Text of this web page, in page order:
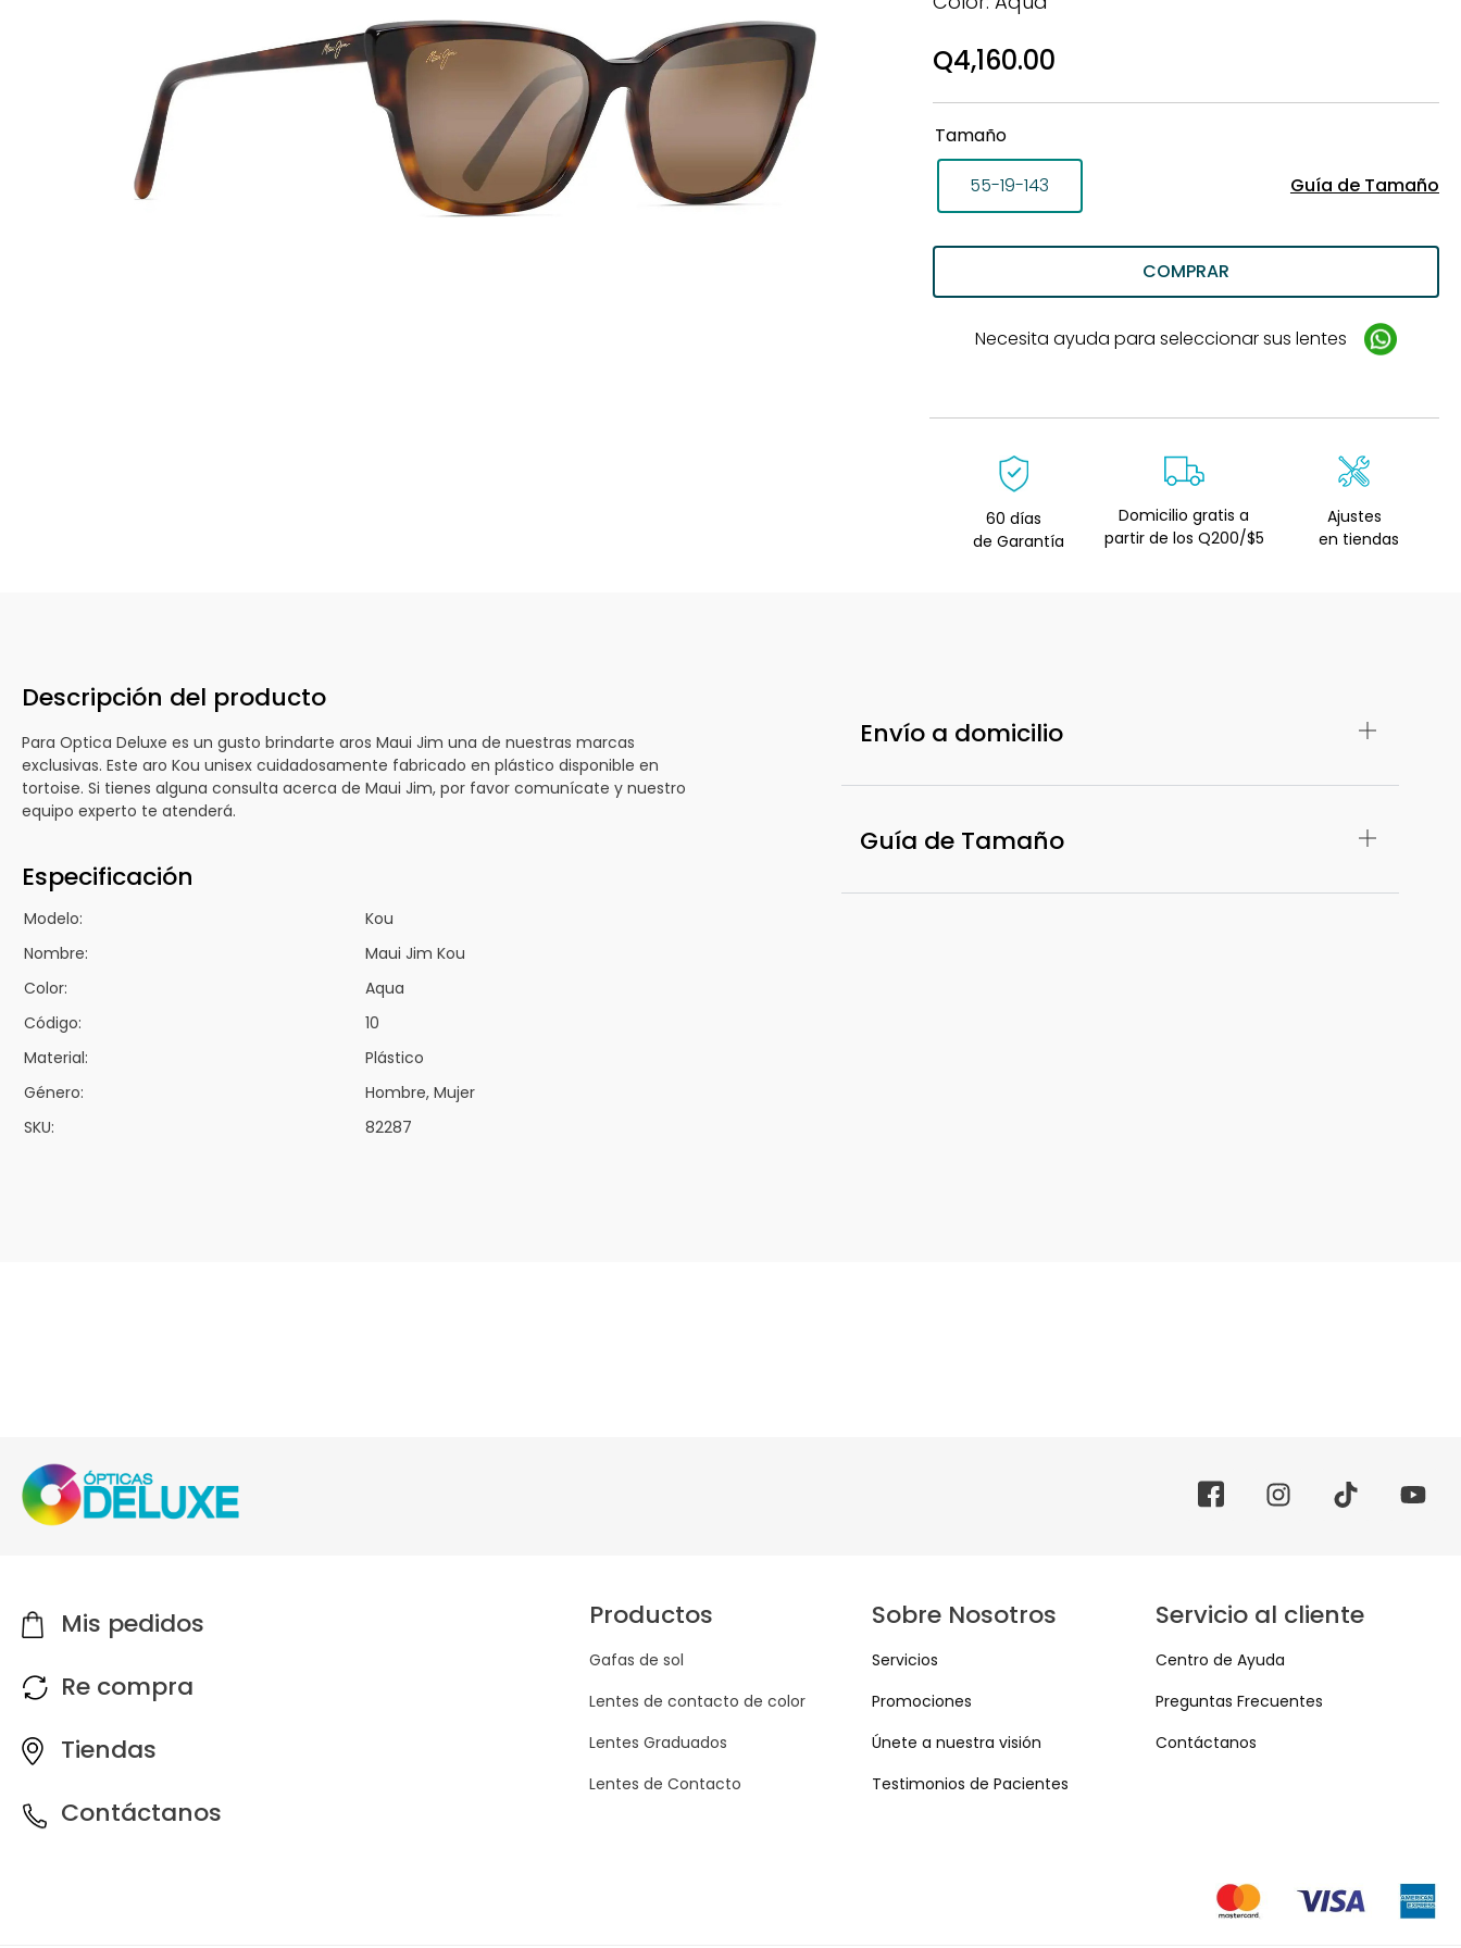
Q4,160.00
Guía de Tamaño
Tamaño
55-19-143
COMPRAR
Necesita ayuda para seleccionar sus lentes
60 días
de Garantía
Domicilio gratis a
partir de los Q200/$5
Ajustes
en tiendas
Descripción del producto
Para Optica Deluxe es un gusto brindarte aros Maui Jim una de nuestras marcas
exclusivas. Este aro Kou unisex cuidadosamente fabricado en plástico disponible en
tortoise. Si tienes alguna consulta acerca de Maui Jim, por favor comunícate y nuestro
equipo experto te atenderá.
Especificación
Modelo:
Kou
Nombre:
Maui Jim Kou
Color:
Aqua
Código:
10
Material:
Plástico
Género:
Hombre, Mujer
SKU:
82287
Envío a domicilio
Guía de Tamaño
Mis pedidos
Re compra
Tiendas
Contáctanos
Productos
Gafas de sol
Lentes de contacto de color
Lentes Graduados
Lentes de Contacto
Sobre Nosotros
Servicios
Promociones
Únete a nuestra visión
Testimonios de Pacientes
Servicio al cliente
Centro de Ayuda
Preguntas Frecuentes
Contáctanos